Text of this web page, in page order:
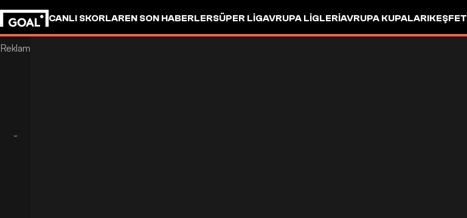
CANLI SKORLAREN SON HABERLERSÜPER LIGAVRUPA LIGLERIAVRUPA KUPALARIKEŞFET